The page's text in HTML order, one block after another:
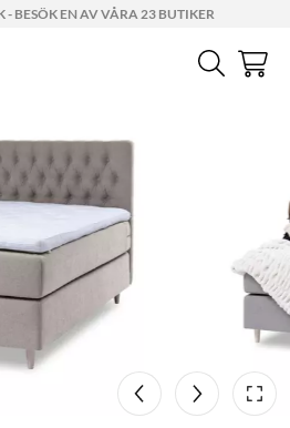
- BESÖK EN AV VÅRA 23 BUTIKER